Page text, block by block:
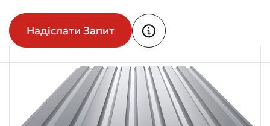
Надіслати Запит